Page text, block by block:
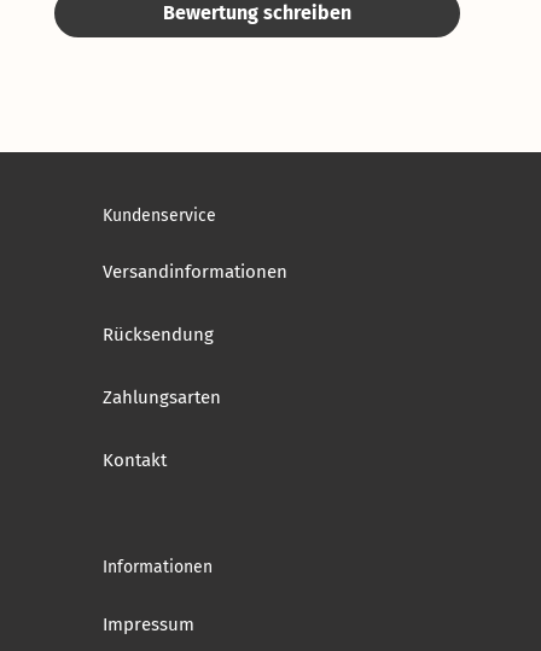
Bewertung schreiben
Kundenservice
Versandinformationen
Rücksendung
Zahlungsarten
Kontakt
Informationen
Impressum